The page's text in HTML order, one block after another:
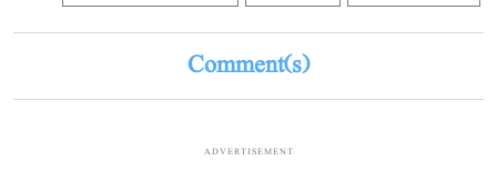
Comment(s)
ADVERTISEMENT